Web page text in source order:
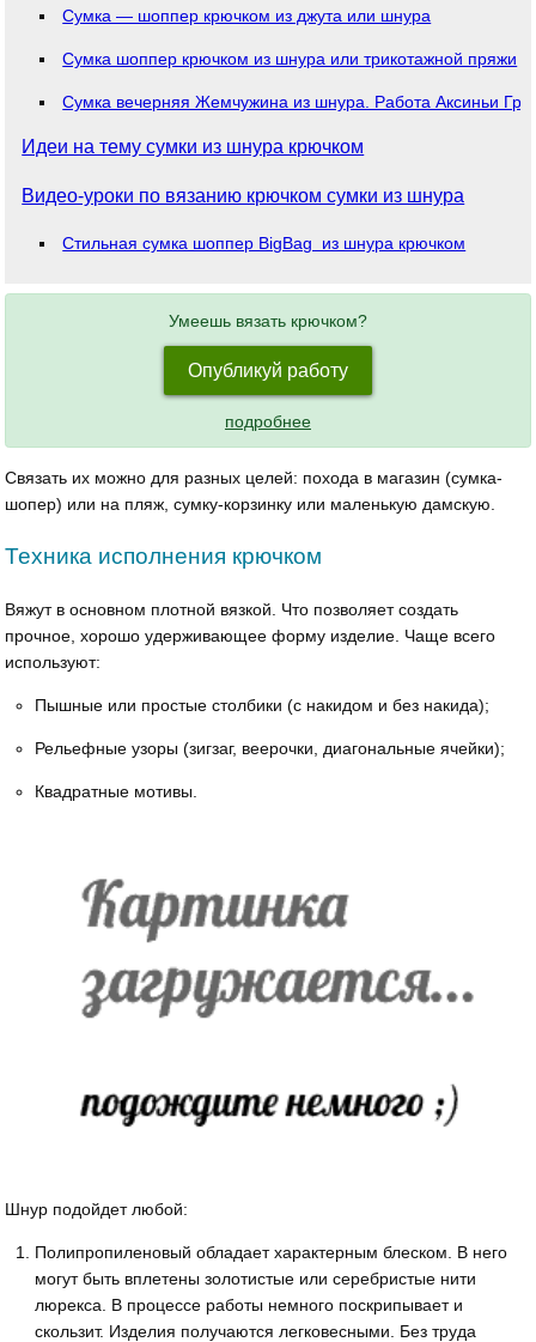
Сумка — шоппер крючком из джута или шнура
Сумка шоппер крючком из шнура или трикотажной пряжи
Сумка вечерняя Жемчужина из шнура. Работа Аксиньи
Идеи на тему сумки из шнура крючком
Видео-уроки по вязанию крючком сумки из шнура
Стильная сумка шоппер BigBag из шнура крючком
Умеешь вязать крючком?
Опубликуй работу
подробнее
Связать их можно для разных целей: похода в магазин (сумка-
шопер) или на пляж, сумку-корзинку или маленькую дамскую.
Техника исполнения крючком
Вяжут в основном плотной вязкой. Что позволяет создать
прочное, хорошо удерживающее форму изделие. Чаще всего
используют:
Пышные или простые столбики (с накидом и без накида);
Рельефные узоры (зигзаг, веерочки, диагональные ячейки);
Квадратные мотивы.
Шнур подойдет любой:
Полипропиленовый обладает характерным блеском. В него
могут быть вплетены золотистые или серебристые нити
люрекса. В процессе работы немного поскрипывает и
скользит. Изделия получаются легковесными. Без труда